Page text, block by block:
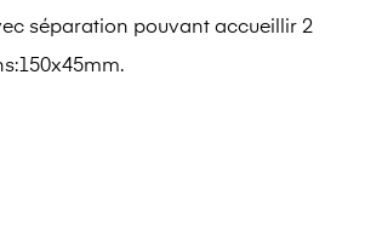
séparation pouvant accueillir 2